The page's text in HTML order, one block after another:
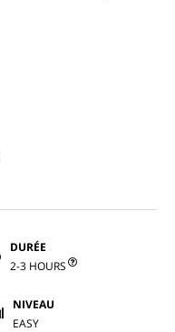
DURÉE
2-3 HOURS
NIVEAU
EASY